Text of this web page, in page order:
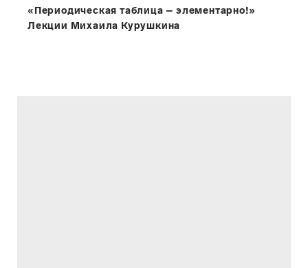
«Периодическая таблица – элементарно!»
Лекции Михаила Курушкина